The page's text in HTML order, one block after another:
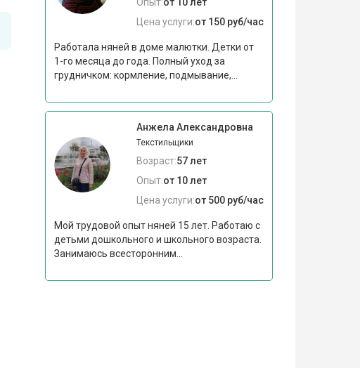
Цена услуги:от 150 руб/час
Работала няней в доме малютки. Детки от
1-го месяца до года. Полный уход за
грудничком: кормление, подмывание,...
Анжела Александровна
Текстильщики
Возраст:57 лет
Опыт:от 10 лет
Цена услуги:от 500 руб/час
Мой трудовой опыт няней 15 лет. Работаю с
детьми дошкольного и школьного возраста.
Занимаюсь всесторонним...